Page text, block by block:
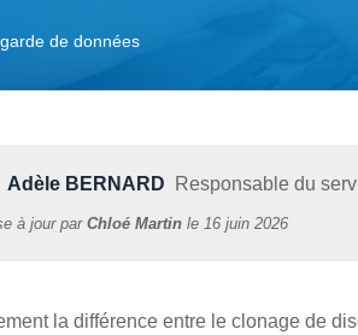
de données
Adèle BERNARD Responsable du
à jour par Chloé Martin le 16 juin 2026
la différence entre le clonage de